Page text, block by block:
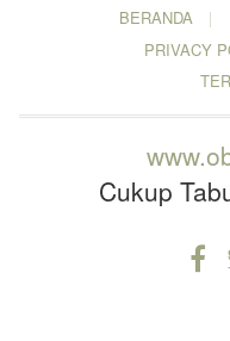
BERANDA
PRIVACY
Cukup